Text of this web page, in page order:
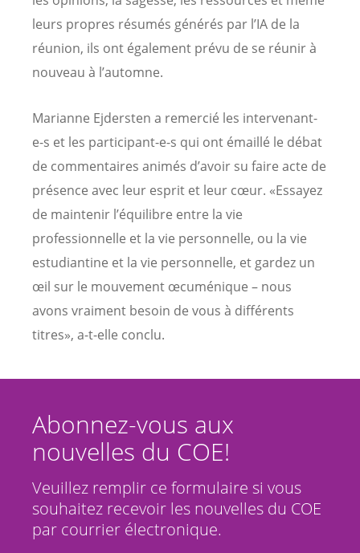
leurs propres résumés générés par l’IA de la
réunion, ils ont également prévu de se réunir à
nouveau à l’automne.
Marianne Ejdersten a remercié les intervenant-
e-s et les participant-e-s qui ont émaillé le débat
de commentaires animés d’avoir su faire acte de
présence avec leur esprit et leur cœur. «Essayez
de maintenir l’équilibre entre la vie
professionnelle et la vie personnelle, ou la vie
estudiantine et la vie personnelle, et gardez un
œil sur le mouvement œcuménique – nous
avons vraiment besoin de vous à différents
titres», a-t-elle conclu.
Abonnez-vous aux
nouvelles du COE!
Veuillez remplir ce formulaire si vous
souhaitez recevoir les nouvelles du COE
par courrier électronique.